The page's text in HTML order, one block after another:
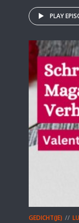
PLAY
GEDICHT(JE)